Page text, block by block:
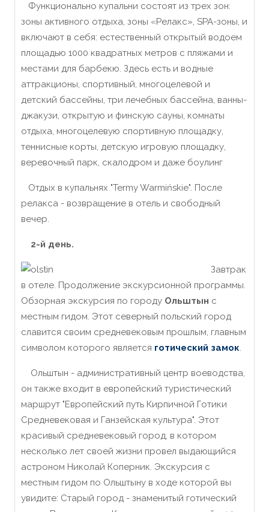
Функционально купальни состоят из трех зон:
зоны активного отдыха, зоны «Релакс», SPA-зоны, и
включают в себя: естественный открытый водоем
площадью 1000 квадратных метров с пляжами и
местами для барбекю. Здесь есть и водные
аттракционы, спортивный, многоцелевой и
детский бассейны, три лечебных бассейна, ванны-
джакузи, открытую и финскую сауны, комнаты
отдыха, многоцелевую спортивную площадку,
теннисные корты, детскую игровую площадку,
веревочный парк, скалодром и даже боулинг
Отдых в купальнях "Termy Warmińskie". После
релакса - возвращение в отель и свободный
вечер.
2-й день.
Завтрак
в отеле. Продолжение экскурсионной программы.
Обзорная экскурсия по городу Ольштын с
местным гидом. Этот северный польский город
славится своим средневековым прошлым, главным
символом которого является готический замок.
Ольштын - административный центр воеводства,
он также входит в европейский туристический
маршрут "Европейский путь Кирпичной Готики
Средневековая и Ганзейская культура". Этот
красивый средневековый город, в котором
несколько лет своей жизни провел выдающийся
астроном Николай Коперник. Экскурсия с
местным гидом по Ольштыну в ходе которой вы
увидите: Старый город - знаменитый готический